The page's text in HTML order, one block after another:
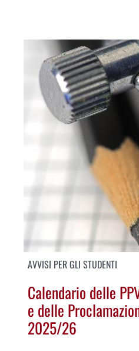
AVVISI PER GLI STUDENTI
Calendario delle
e delle
2025/26